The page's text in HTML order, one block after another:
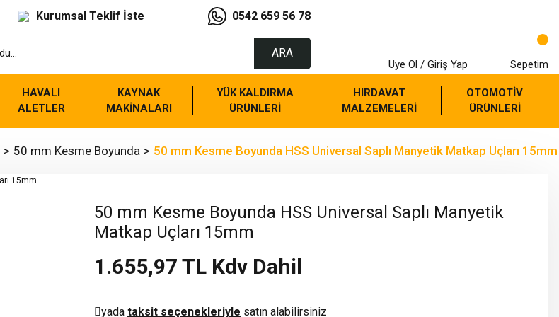
Kurumsal Teklif İste 0542 659 56 78
ARA
Üye Ol / Giriş Yap Sepetim
HAVALI
ALETLER
KAYNAK
MAKİNALARI
YÜK KALDIRMA
ÜRÜNLERİ
HIRDAVAT
MALZEMELERİ
OTOMOTİV
ÜRÜNLERİ
50 mm Kesme Boyunda 50 mm Kesme Boyunda HSS Universal Saplı Manyetik Matkap Uçları 15mm
50 mm Kesme Boyunda HSS Universal Saplı Manyetik
Matkap Uçları 15mm
1.655,97 TL Kdv Dahil
yada taksit seçenekleriyle satın alabilirsiniz